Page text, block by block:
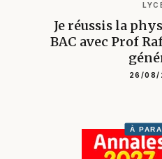
Je réussis la
BAC avec Prof
26/08/
À